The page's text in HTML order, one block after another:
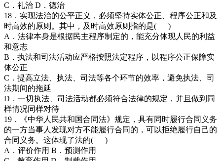
C．礼治 D．德治
18．实现法治的公平正义，必须坚持实体公正、程序公正和及
时高效的原则。其中，及时高效原则指的是( )
A．法律本身是根据民主程序制定的，能充分体现人民的利益
和意志
B．执法和司法活动应严格按照法定程序，以程序公正保障实
体公正
C．提高立法、执法、司法等各个环节的效率，避免执法、司
法期间的拖延
D．一切执法、司法活动都必须符合法律的规定，并且做到同
样情况同样对待
19．《中华人民共和国合同法》规定，具有同时履行合同义务
的一方当事人发现对方不能履行合同的，可以拒绝履行自己的
合同义务。这体现了法的( )
A．评价作用 B．预测作用